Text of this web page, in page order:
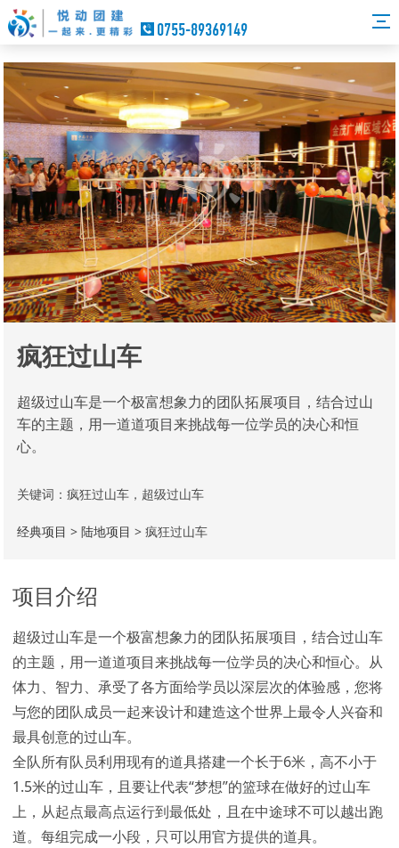
0755-89369149
疯狂过山车
超级过山车是一个极富想象力的团队拓展项目，结合过山
车的主题，用一道道项目来挑战每一位学员的决心和恒
心。
关键词：疯狂过山车，超级过山车
经典项目 >陆地项目 > 疯狂过山车
项目介绍
超级过山车是一个极富想象力的团队拓展项目，结合过山车
的主题，用一道道项目来挑战每一位学员的决心和恒心。从
体力、智力、承受了各方面给学员以深层次的体验感，您将
与您的团队成员一起来设计和建造这个世界上最令人兴奋和
最具创意的过山车。
全队所有队员利用现有的道具搭建一个长于6米，高不小于
1.5米的过山车，且要让代表“梦想”的篮球在做好的过山车
上，从起点最高点运行到最低处，且在中途球不可以越出跑
道。每组完成一小段，只可以用官方提供的道具。